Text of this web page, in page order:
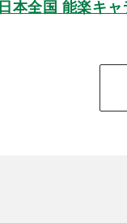
日本全国 能楽キ